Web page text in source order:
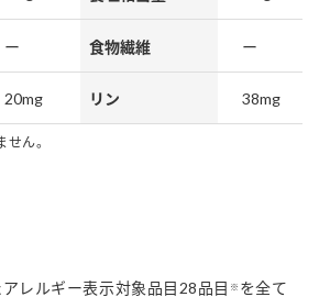
ー 食物繊維 ー
20mg リン 38mg
せん。
レルギー表示対象品目28品目 ※ を全て